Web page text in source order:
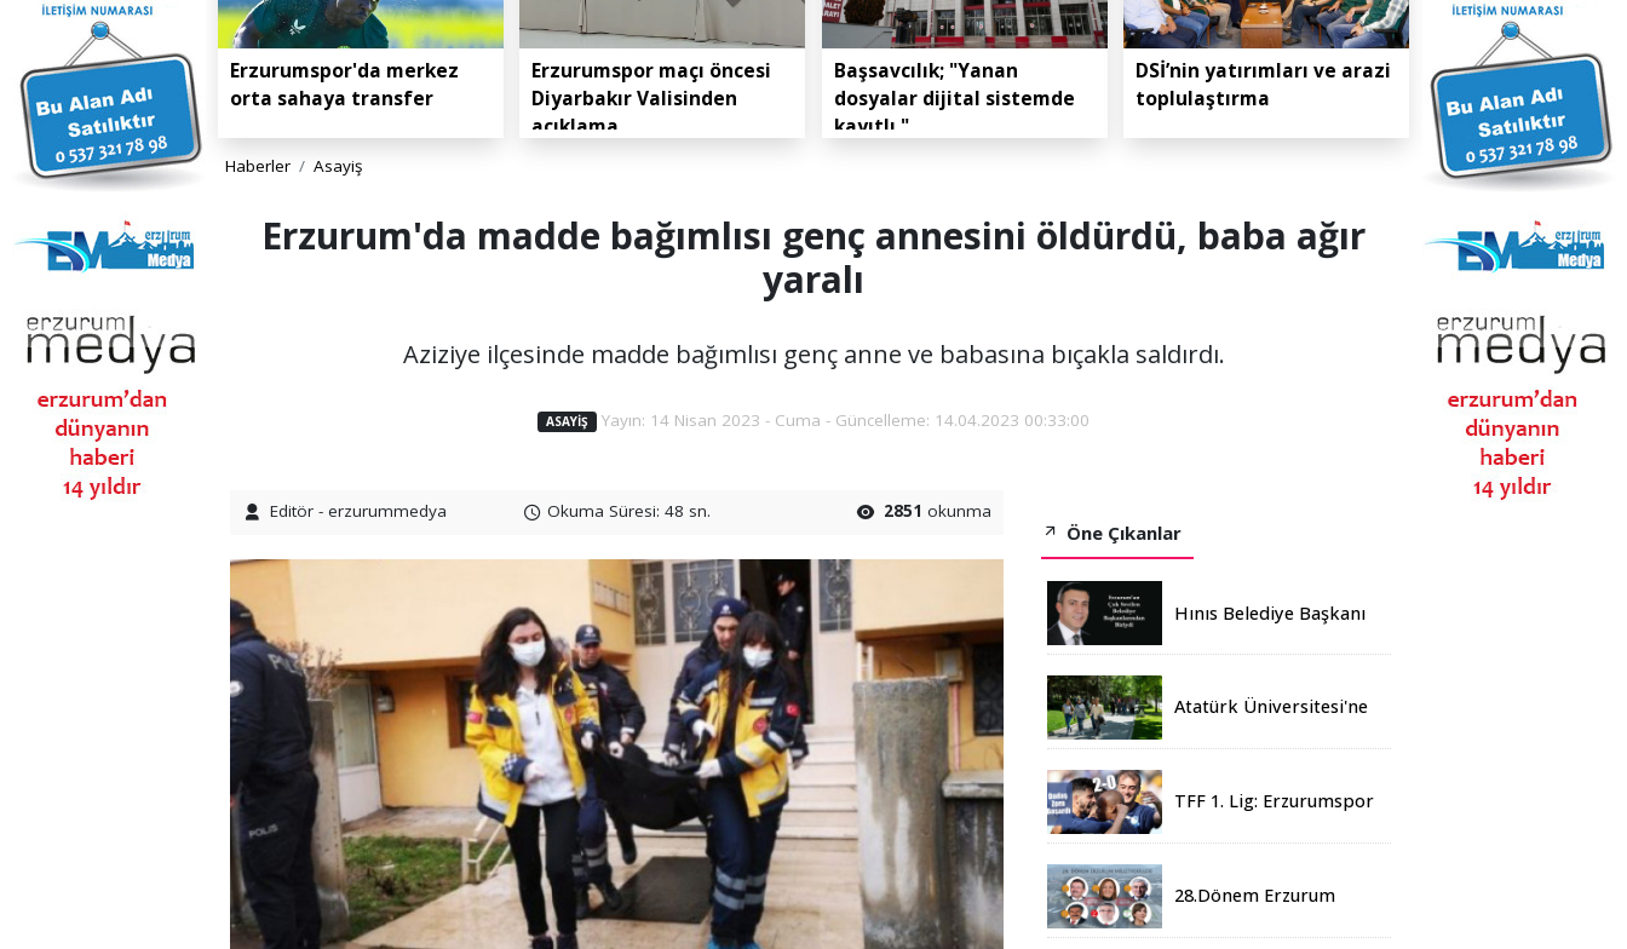
Erzurumspor'da merkez
orta sahaya transfer
Erzurumspor maçı öncesi
Diyarbakır Valisinden
açıklama
Başsavcılık; "Yanan
dosyalar dijital sistemde
kayıtlı."
DSİ’nin yatırımları ve arazi
toplulaştırma
Haberler Asayiş
Erzurum'da madde bağımlısı genç annesini öldürdü, baba ağır
yaralı
Aziziye ilçesinde madde bağımlısı genç anne ve babasına bıçakla saldırdı.
ASAYIŞ Yayın: 14 Nisan 2023 - Cuma - Güncelleme: 14.04.2023 00:33:00
Editör - erzurummedya Okuma Süresi: 48 sn. 2851 okunma
Öne Çıkanlar
Hınıs Belediye Başkanı
Atatürk Üniversitesi'ne
Üniversiteden Öğrenci
TFF 1. Lig: Erzurumspor
28.Dönem Erzurum